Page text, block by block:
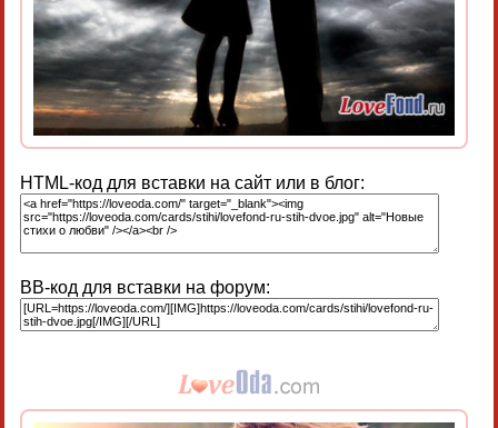
HTML-код для вставки на сайт или в блог:
BB-код для вставки на форум: